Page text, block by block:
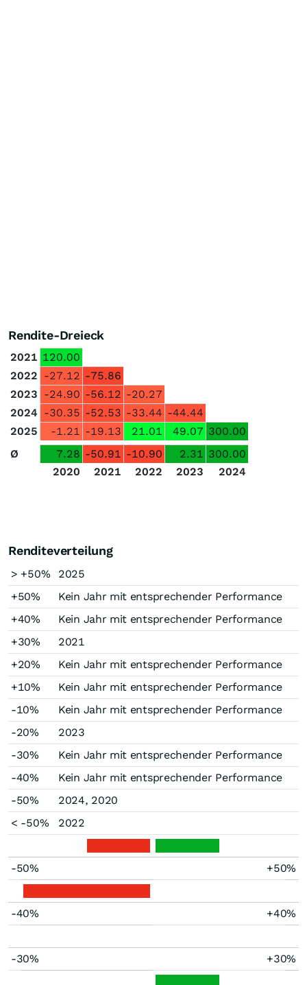
Rendite-Dreieck
2021 120.00
2022 -27.12 -75.86
2023 -24.90 -56.12 -20.27
2024 -30.35 -52.53 -33.44 -44.44
2025
-1.21 -19.13 21.01 49.07 300.00
Ø
7.28 -50.91 -10.90 2.31 300.00
2020
2021 2022 2023 2024
Renditeverteilung
> +50%
2025
+50%
Kein Jahr mit entsprechender Performance
+40%
Kein Jahr mit entsprechender Performance
+30%
2021
+20%
Kein Jahr mit entsprechender Performance
+10%
Kein Jahr mit entsprechender Performance
-10%
Kein Jahr mit entsprechender Performance
-20%
2023
-30%
Kein Jahr mit entsprechender Performance
-40%
Kein Jahr mit entsprechender Performance
-50%
2024, 2020
< -50%
2022
-50% +50%
-40% +40%
-30% +30%